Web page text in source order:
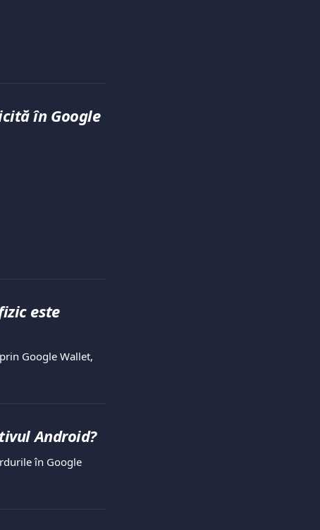
în Google
este
Google Wallet,
Android?
în Google